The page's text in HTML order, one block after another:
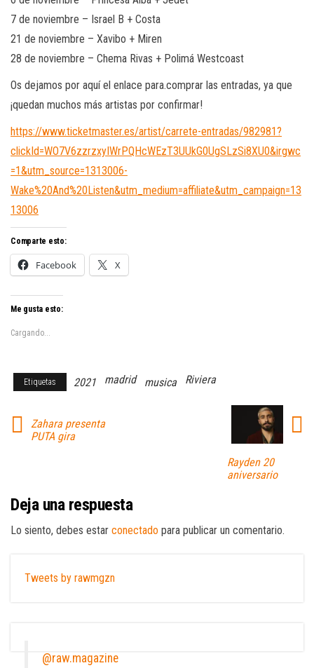
7 de noviembre – Israel B + Costa
21 de noviembre – Xavibo + Miren
28 de noviembre – Chema Rivas + Polimá Westcoast
Os dejamos por aquí el enlace para.comprar las entradas, ya que
¡quedan muchos más artistas por confirmar!
https://www.ticketmaster.es/artist/carrete-entradas/982981?
clickId=WO7V6zzrzxyIWrPQHcWEzT3UUkG0UgSLzSi8XU0&irgwc
=1&utm_source=1313006-
Wake%20And%20Listen&utm_medium=affiliate&utm_campaign=13
13006
Comparte esto:
Facebook X
Me gusta esto:
Cargando...
Etiquetas 2021 madrid musica Riviera
Zahara presenta
PUTA gira
Rayden 20
aniversario
Deja una respuesta
Lo siento, debes estar conectado para publicar un comentario.
Tweets by rawmgzn
@raw.magazine